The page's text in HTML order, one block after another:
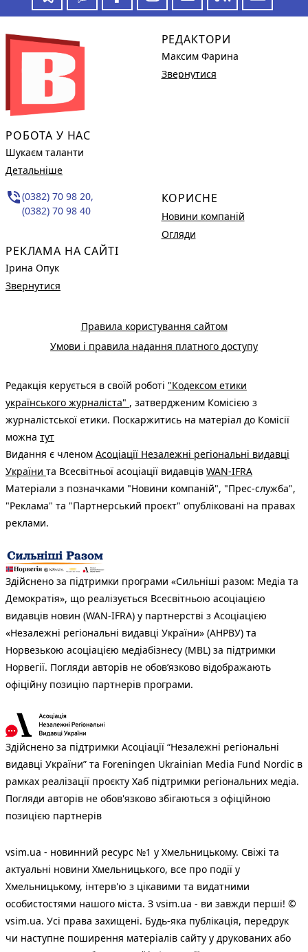
РОБОТА У НАС
Шукаєм таланти
Детальніше
phone_in_talk(0382) 70 98 20,
(0382) 70 98 40
РЕКЛАМА НА САЙТІ
Ірина Опук
Звернутися
РЕДАКТОРИ
Максим Фарина
Звернутися
КОРИСНЕ
Новини компаній
Огляди
Правила користування сайтом
Умови і правила надання платного доступу
Редакція керується в своїй роботі "Кодексом етики
українського журналіста" , затвердженим Комісією з
журналістської етики. Поскаржитись на матеріал до Комісії
можна тут
Видання є членом Асоціації Незалежні регіональні видавці
України та Всесвітньої асоціації видавців WAN-IFRA
Матеріали з позначками "Новини компаній", "Прес-служба",
"Реклама" та "Партнерський проєкт" опубліковані на правах
реклами.
Здійснено за підтримки програми «Сильніші разом: Медіа та
Демократія», що реалізується Всесвітньою асоціацією
видавців новин (WAN-IFRA) у партнерстві з Асоціацією
«Незалежні регіональні видавці України» (АНРВУ) та
Норвезькою асоціацією медіабізнесу (MBL) за підтримки
Норвегії. Погляди авторів не обов’язково відображають
офіційну позицію партнерів програми.
Здійснено за підтримки Асоціації “Незалежні регіональні
видавці України” та Foreningen Ukrainian Media Fund Nordic в
рамках реалізації проєкту Хаб підтримки регіональних медіа.
Погляди авторів не обов'язково збігаються з офіційною
позицією партнерів
vsim.ua - новинний ресурс №1 у Хмельницькому. Свіжі та
актуальні новини Хмельницького, все про події у
Хмельницькому, інтерв'ю з цікавими та видатними
особистостями нашого міста. З vsim.ua - ви завжди перші! ©
vsim.ua. Усі права захищені. Будь-яка публiкацiя, передрук
чи наступне поширення матеріалів сайту у друкованих або